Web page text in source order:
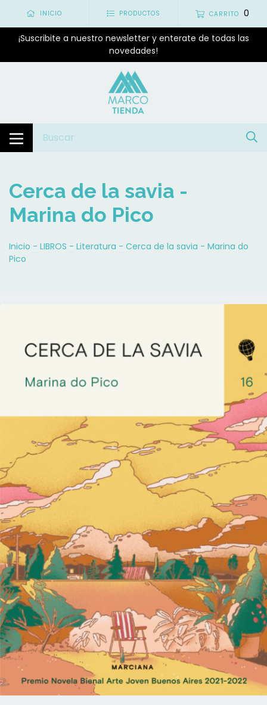
INICIO PRODUCTOS CARRITO 0
¡Suscribite a nuestro newsletter y enterate de todas las
novedades!
Cerca de la savia -
Marina do Pico
Inicio - LIBROS - Literatura - Cerca de la savia - Marina do
Pico